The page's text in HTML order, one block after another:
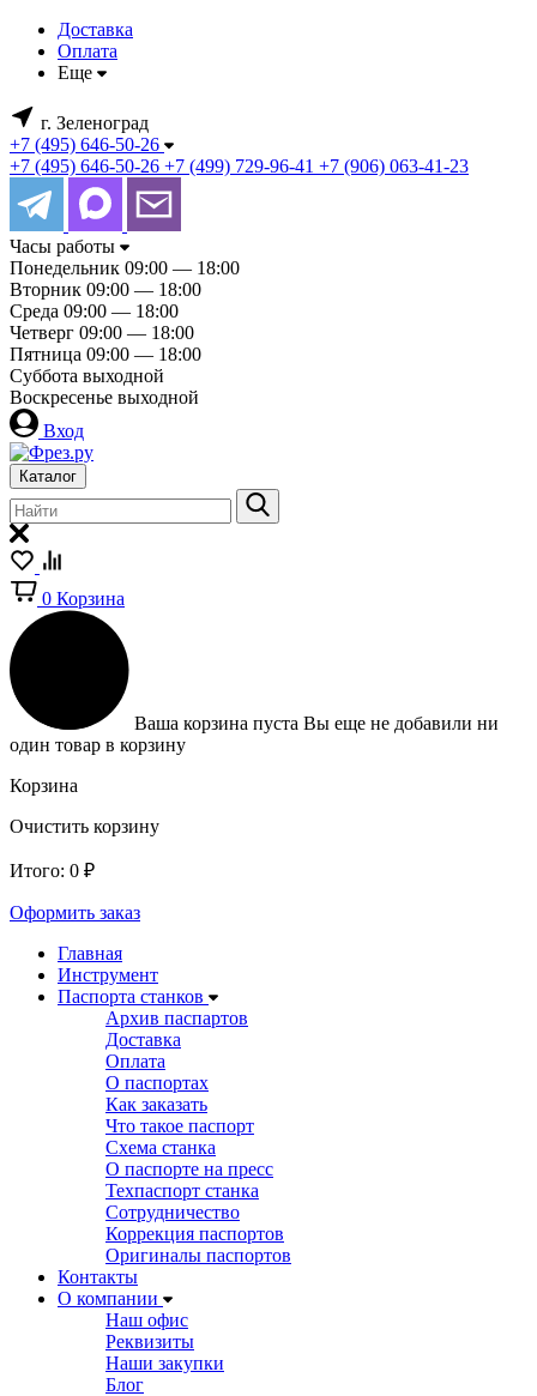
Доставка
Оплата
Еще
г. Зеленоград
+7 (495) 646-50-26
+7 (495) 646-50-26 +7 (499) 729-96-41 +7 (906) 063-41-23
Часы работы
Понедельник 09:00 — 18:00
Вторник 09:00 — 18:00
Среда 09:00 — 18:00
Четверг 09:00 — 18:00
Пятница 09:00 — 18:00
Суббота выходной
Воскресенье выходной
Вход
Каталог
0 Корзина
Ваша корзина пуста Вы еще не добавили ни
один товар в корзину
Корзина
Очистить корзину
Итого: 0 ₽
Оформить заказ
Главная
Инструмент
Паспорта станков
Архив паспартов
Доставка
Оплата
О паспортах
Как заказать
Что такое паспорт
Схема станка
О паспорте на пресс
Техпаспорт станка
Сотрудничество
Коррекция паспортов
Оригиналы паспортов
Контакты
О компании
Наш офис
Реквизиты
Наши закупки
Блог